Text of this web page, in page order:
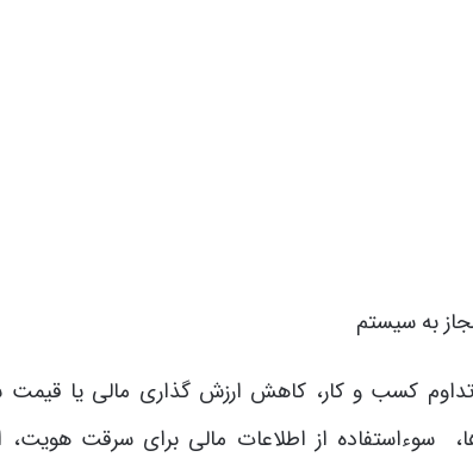
تداوم کسب و کار، کاهش ارزش گذاری مالی یا قیمت
از اطلاعات مالی برای سرقت هویت،